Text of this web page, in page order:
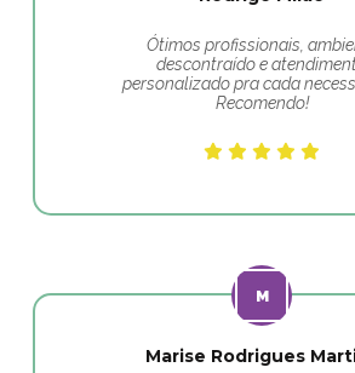
Ótimos profissionais,
descontraído e
personalizado pra cada
Recomendo!
Marise Rodrigues